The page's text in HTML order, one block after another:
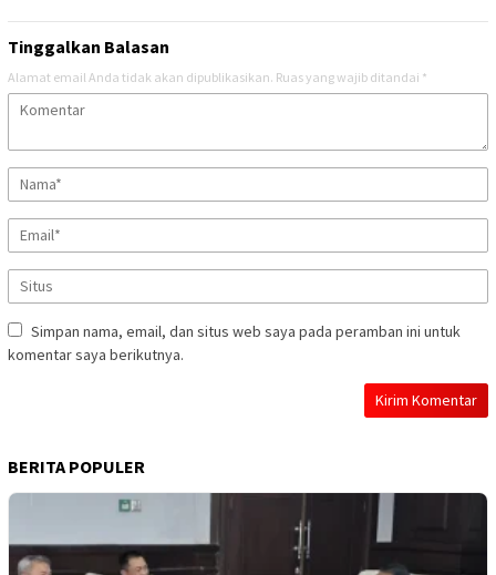
Tinggalkan Balasan
Alamat email Anda tidak akan dipublikasikan. Ruas yang wajib ditandai *
Simpan nama, email, dan situs web saya pada peramban ini untuk
komentar saya berikutnya.
BERITA POPULER